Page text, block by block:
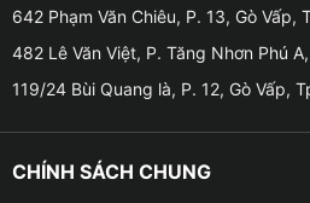
642 Phạm Văn Chiêu, P. 13, Gò Vấp,
482 Lê Văn Việt, P. Tăng Nhơn Phú
119/24 Bùi Quang là, P. 12, Gò Vấp,
CHÍNH SÁCH CHUNG